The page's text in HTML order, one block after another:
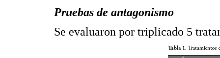
Pruebas de antagonismo
Se evaluaron por triplicado 5